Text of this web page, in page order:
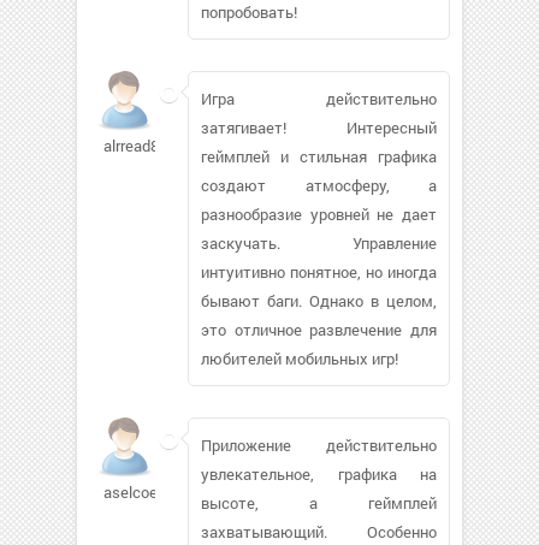
попробовать!
alrread817
Игра действительно
затягивает! Интересный
геймплей и стильная графика
создают атмосферу, а
разнообразие уровней не дает
заскучать. Управление
интуитивно понятное, но иногда
бывают баги. Однако в целом,
это отличное развлечение для
любителей мобильных игр!
aselcoe
Приложение действительно
увлекательное, графика на
высоте, а геймплей
захватывающий. Особенно